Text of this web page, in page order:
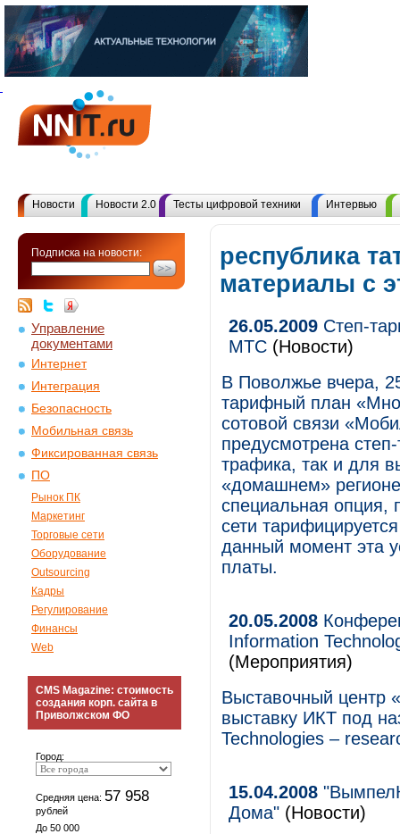
Новости Новости 2.0 Тесты цифровой техники Интервью
Подписка на новости:
Управление
документами
Интернет
Интеграция
Безопасность
Мобильная связь
Фиксированная связь
ПО
Рынок ПК
Маркетинг
Торговые сети
Оборудование
Outsourcing
Кадры
Регулирование
Финансы
Web
CMS Magazine: стоимость
создания корп. сайта в
Приволжском ФО
Город:
Средняя цена: 57 958
рублей
До 50 000
республика
материалы с
26.05.2009 Степ-
МТС (Новости)
В Поволжье вчера,
тарифный план
сотовой связи
предусмотрена
трафика, так и для
«домашнем»
специальная опция,
сети
данный момент эта
платы.
20.05.2008
Information
(Мероприятия)
Выставочный центр
выставку ИКТ под
Technologies –
15.04.2008
Дома" (Новости)